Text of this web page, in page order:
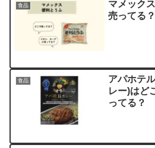
食品
マメック
売ってる
食品
アパホテ
レー)はど
ってる？